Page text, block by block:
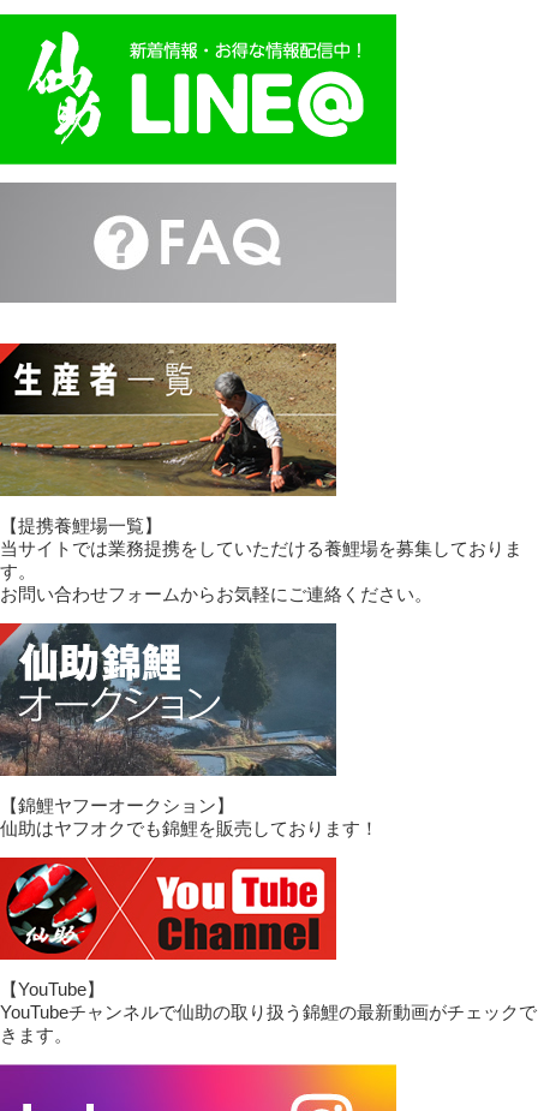
【提携養鯉場一覧】
当サイトでは業務提携をしていただける養鯉場を募集しておりま
す。
お問い合わせフォームからお気軽にご連絡ください。
【錦鯉ヤフーオークション】
仙助はヤフオクでも錦鯉を販売しております！
【YouTube】
YouTubeチャンネルで仙助の取り扱う錦鯉の最新動画がチェックで
きます。